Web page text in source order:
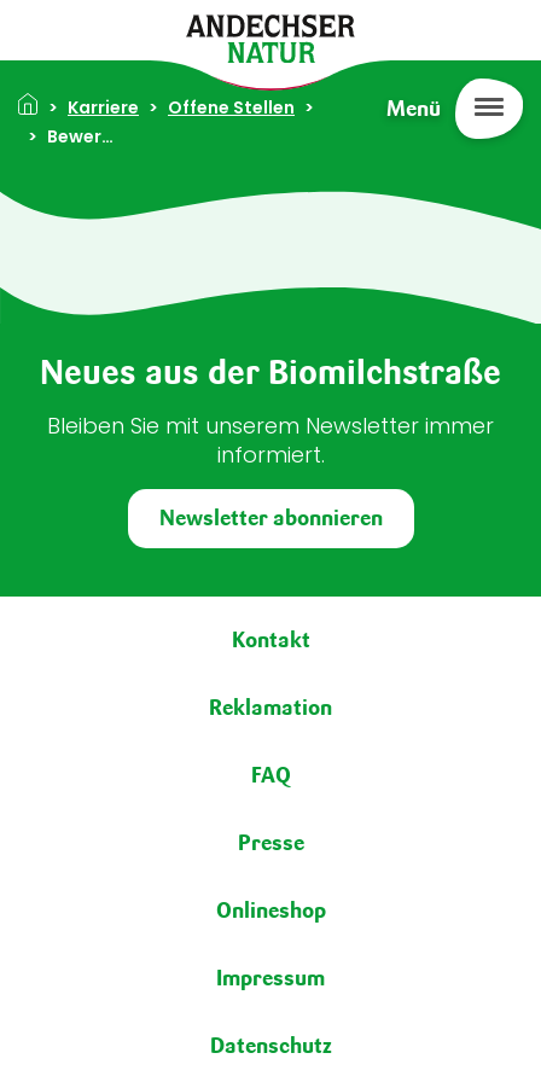
Direkt zum Inhalt
Menü
Pfadnavigation
Karriere
Offene Stellen
Bewerben
Neues aus der Biomilchstraße
Bleiben Sie mit unserem Newsletter immer
informiert.
Newsletter abonnieren
FußbereichKontakt
Reklamation
FAQ
Presse
Onlineshop
Impressum
Datenschutz